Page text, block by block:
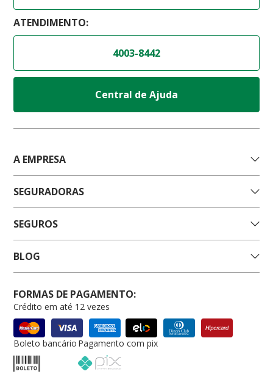
ATENDIMENTO:
4003-8442
Central de Ajuda
A EMPRESA
SEGURADORAS
SEGUROS
BLOG
FORMAS DE PAGAMENTO:
Crédito em até 12 vezes
Boleto bancário Pagamento com pix